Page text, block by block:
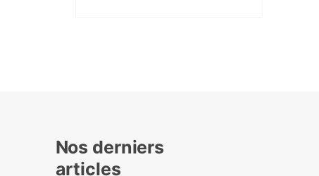
Nos derniers
articles